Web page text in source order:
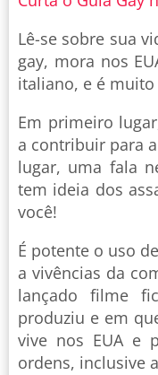
Lê-se sobre sua
gay, mora nos
italiano, e é
Em primeiro
a contribuir para
lugar, uma fala
tem ideia dos
você!
É potente o uso
a vivências da
lançado filme
produziu e em
vive nos EUA e
ordens, inclusive